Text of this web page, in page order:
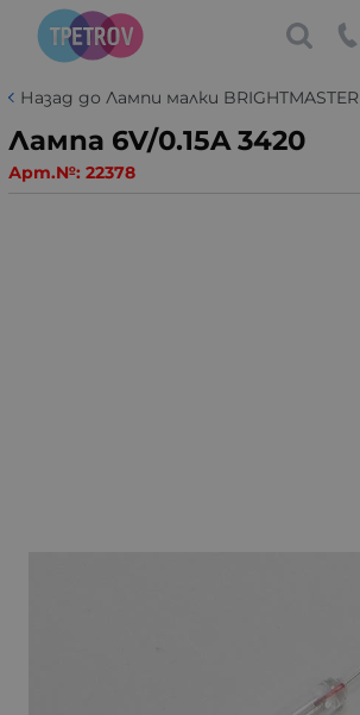
Назад до Лампи малки BRIGHTMASTER
Лампа 6V/0.15A 3420
Арт.№: 22378